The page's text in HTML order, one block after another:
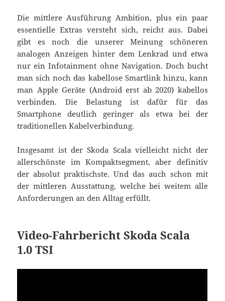
Die mittlere Ausführung Ambition, plus ein paar
essentielle Extras versteht sich, reicht aus. Dabei
gibt es noch die unserer Meinung schöneren
analogen Anzeigen hinter dem Lenkrad und etwa
nur ein Infotainment ohne Navigation. Doch bucht
man sich noch das kabellose Smartlink hinzu, kann
man Apple Geräte (Android erst ab 2020) kabellos
verbinden. Die Belastung ist dafür für das
Smartphone deutlich geringer als etwa bei der
traditionellen Kabelverbindung.
Insgesamt ist der Skoda Scala vielleicht nicht der
allerschönste im Kompaktsegment, aber definitiv
der absolut praktischste. Und das auch schon mit
der mittleren Ausstattung, welche bei weitem alle
Anforderungen an den Alltag erfüllt.
Video-Fahrbericht Skoda Scala
1.0 TSI